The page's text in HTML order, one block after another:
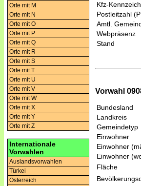
Orte mit M
Orte mit N
Orte mit O
Orte mit P
Orte mit Q
Orte mit R
Orte mit S
Orte mit T
Orte mit U
Orte mit V
Orte mit W
Orte mit X
Orte mit Y
Orte mit Z
Internationale
Vorwahlen
Auslandsvorwahlen
Türkei
Österreich
Kfz-
Postleitzahl
Amtl.
Webpräsenz
Stand
Vorwahl
Bundesland
Landkreis
Gemeindetyp
Einwohner
Einwohner
Einwohner
Fläche